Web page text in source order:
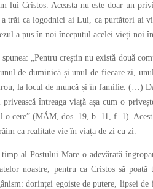
lui Cristos. Aceasta nu este doar un
a trăi ca logodnici ai Lui, ca purtători ai
a pus în noi începutul acelei vieți noi
„Pentru creștin nu există două
de duminică și unul de fiecare zi,
la locul de muncă și în familie. (…)
întreaga viață așa cum o
o cere” (MÁM, dos. 19, b. 11, f. 1).
ca realitate vie în viața de zi cu zi.
timp al Postului Mare o adevărată
noastre, pentru ca Cristos să
dorinței egoiste de putere, lipsei